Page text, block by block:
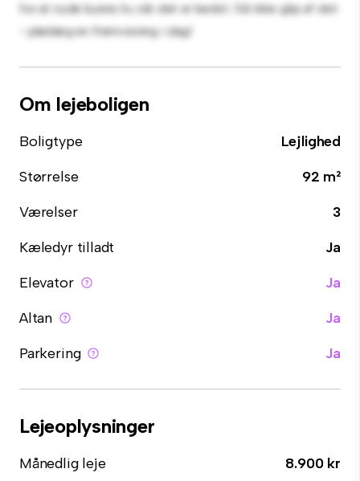
for at nyde byens liv, når det er bedst. Gå ikke glip af det
- planlæg en fremvisning i dag!
Om lejeboligen
Boligtype
Lejlighed
Størrelse
92 m²
Værelser
3
Kæledyr tilladt
Ja
Elevator
Ja
Altan
Ja
Parkering
Ja
Lejeoplysninger
Månedlig leje
8.900 kr